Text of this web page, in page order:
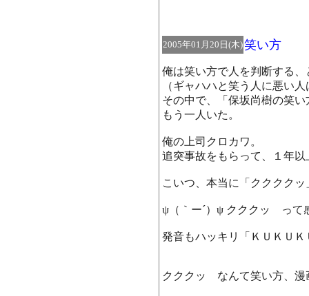
2005年01月20日(木)笑い方
俺は笑い方で人を判断する
（ギャハハと笑う人に悪い
その中で、「保坂尚樹の笑
もう一人いた。
俺の上司クロカワ。
追突事故をもらって、１年
こいつ、本当に「クククク
ψ（｀ー´）ψ クククッ って
発音もハッキリ「ＫＵＫＵ
クククッ なんて笑い方、漫